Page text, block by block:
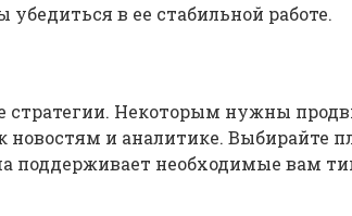
в ее стабильной работе.
стратегии. Некоторым нужны
новостям и аналитике.
поддерживает необходимые вам